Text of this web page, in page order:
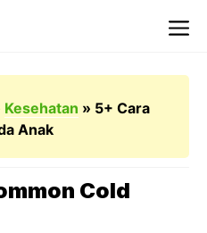
Kesehatan » 5+ Cara
Anak
Cold